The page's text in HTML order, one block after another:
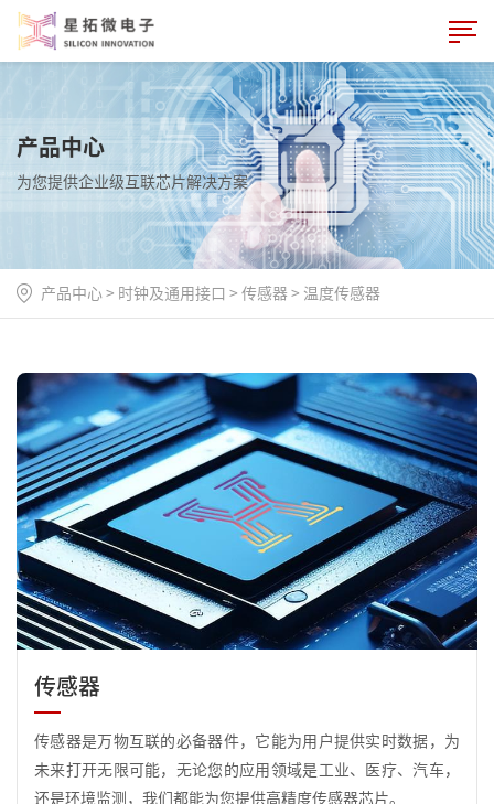
产品中心
为您提供企业级互联芯片解决方案
产品中心 > 时钟及通用接口 > 传感器 > 温度传感器
传感器
传感器是万物互联的必备器件，它能为用户提供实时数据，为
未来打开无限可能，无论您的应用领域是工业、医疗、汽车，
还是环境监测，我们都能为您提供高精度传感器芯片。